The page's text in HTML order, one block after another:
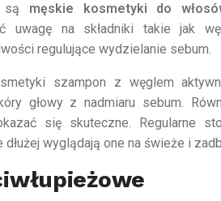
są męskie kosmetyki do
uwagę na składniki takie jak
regulujące wydzielanie sebum.
szampon z węglem
głowy z nadmiaru sebum.
się skuteczne. Regularne
dłużej wyglądają one na świeże i